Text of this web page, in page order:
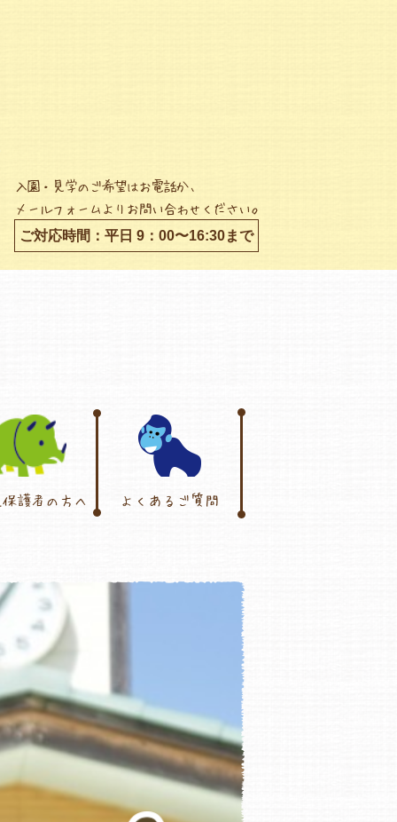
入園・見学のご希望はお電話か、
メールフォームよりお問い合わせください。
ご対応時間：平日 9：00〜16:30まで
護者の方へ よくあるご質問